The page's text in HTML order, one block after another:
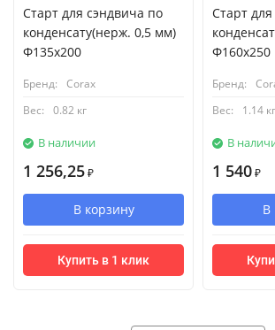
Старт для сэндвича по
конденсату(нерж. 0,5 мм)
Ф135х200
Бренд:
Corax
Вес:
0.82 кг
В наличии
1 256,25 ₽
В корзину
Купить в 1 клик
Старт
Ф160х250
Бренд:
Вес:
1.14 кг
В
1 540 ₽
В